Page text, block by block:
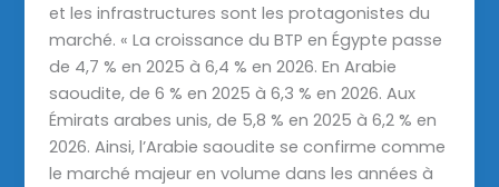
et les infrastructures sont les protagonistes du
marché. « La croissance du BTP en Égypte passe
de 4,7 % en 2025 à 6,4 % en 2026. En Arabie
saoudite, de 6 % en 2025 à 6,3 % en 2026. Aux
Émirats arabes unis, de 5,8 % en 2025 à 6,2 % en
2026. Ainsi, l’Arabie saoudite se confirme comme
le marché majeur en volume dans les années à